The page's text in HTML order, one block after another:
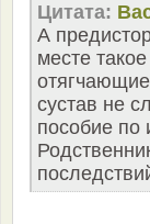
Цитата:
А
месте
сустав не
пособие по